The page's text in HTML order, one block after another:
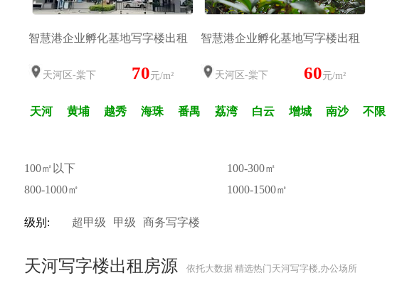
智慧港企业孵化基地写字楼出租
天河区-棠下 70元/m²
智慧港企业孵化基地写字楼出租
天河区-棠下 60元/m²
天河 黄埔 越秀 海珠 番禺 荔湾 白云 增城 南沙 不限
100㎡以下 100-300㎡
800-1000㎡
1000-1500㎡
级别: 超甲级 甲级 商务写字楼
天河写字楼出租房源 依托大数据 精选热门天河写字楼,办公场所